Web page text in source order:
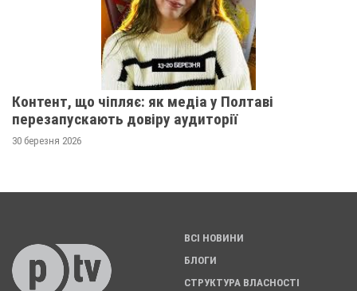
Контент, що чіпляє: як медіа у Полтаві
перезапускають довіру аудиторії
30 березня 2026
ВСІ НОВИНИ
БЛОГИ
СТРУКТУРА ВЛАСНОСТІ